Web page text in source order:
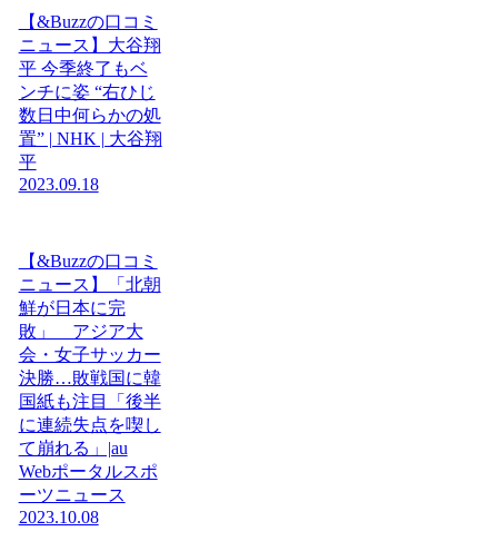
【&Buzzの口コミ
ニュース】大谷翔
平 今季終了もベ
ンチに姿 “右ひじ
数日中何らかの処
置” | NHK | 大谷翔
平
2023.09.18
【&Buzzの口コミ
ニュース】「北朝
鮮が日本に完
敗」 アジア大
会・女子サッカー
決勝…敗戦国に韓
国紙も注目「後半
に連続失点を喫し
て崩れる」|au
Webポータルスポ
ーツニュース
2023.10.08